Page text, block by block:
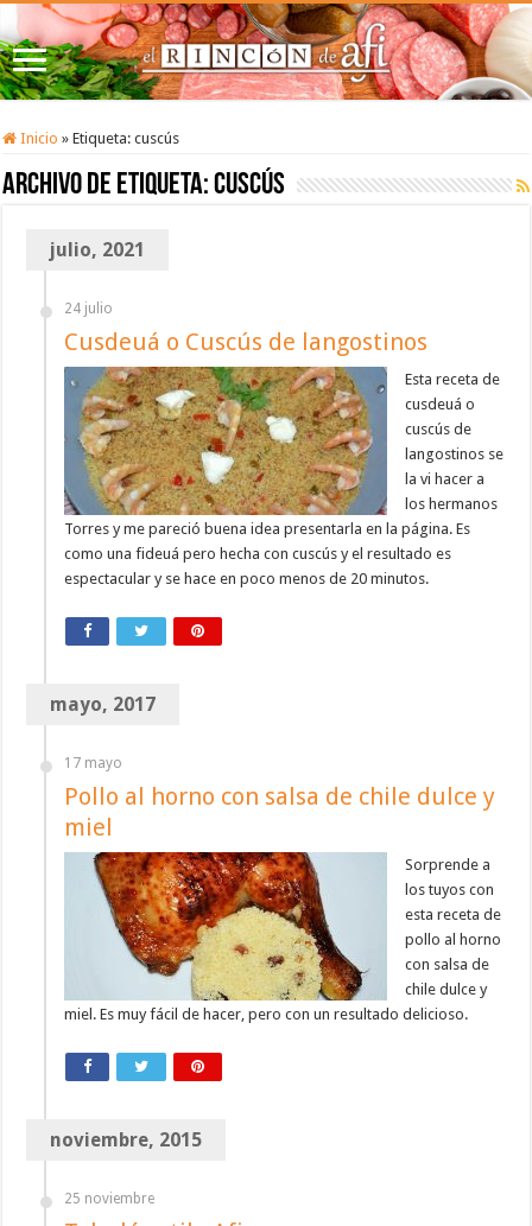
Inicio » Etiqueta:cuscús
Archivo de etiqueta:cuscús
julio, 2021
24 julio
Cusdeuá o Cuscús de langostinos
Esta receta de
cusdeuá o
cuscús de
langostinos se
la vi hacer a
los hermanos
Torres y me pareció buena idea presentarla en la página. Es
como una fideuá pero hecha con cuscús y el resultado es
espectacular y se hace en poco menos de 20 minutos.
mayo, 2017
17 mayo
Pollo al horno con salsa de chile dulce y
miel
Sorprende a
los tuyos con
esta receta de
pollo al horno
con salsa de
chile dulce y
miel. Es muy fácil de hacer, pero con un resultado delicioso.
noviembre, 2015
25 noviembre